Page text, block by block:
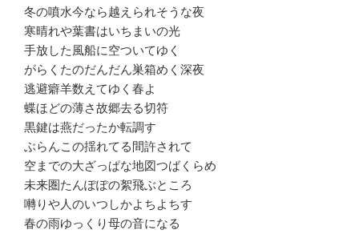
冬の噴水今なら越えられそうな夜
寒晴れや葉書はいちまいの光
手放した風船に空ついてゆく
がらくたのだんだん巣箱めく深夜
逃避癖羊数えてゆく春よ
蝶ほどの薄さ故郷去る切符
黒鍵は燕だったか転調す
ぶらんこの揺れてる間許されて
空までの大ざっぱな地図つばくらめ
未来圏たんぽぽの絮飛ぶところ
囀りや人のいつしかよちよちす
春の雨ゆっくり母の音になる